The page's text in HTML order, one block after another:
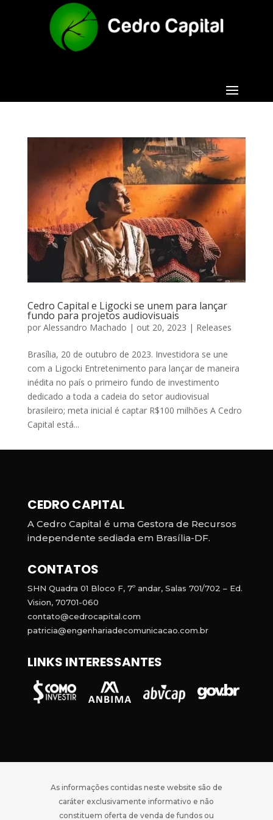
Cedro Capital e Ligocki se unem para lançar
fundo para projetos audiovisuais
por Alessandro Machado | out 20, 2023 | Releases
Brasília, 20 de outubro de 2023. Investidora se une
com a Ligocki Entretenimento para lançar de maneira
inédita no país o primeiro fundo de investimento
dedicado a toda a cadeia do setor audiovisual
brasileiro; meta inicial é captar R$100 milhões A Cedro
Capital está...
CEDRO CAPITAL
A Cedro Capital é uma Gestora de Recursos
independente sediada em Brasília-DF.
CONTATOS
SHN Quadra 01 Bloco F, 7º andar, Salas 701/702 – Ed.
Vision, 70701-060
contato@cedrocapital.com
patricia@engenhariadecomunicacao.com.br
LINKS INTERESSANTES
As informações contidas neste website são de
caráter exclusivamente informativo e não
constituem oferta de venda de fundos ou